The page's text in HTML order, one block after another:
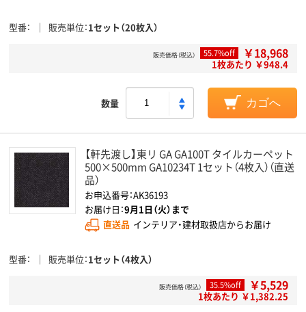
型番 販売単位 1セット（20枚入）
販売価格（税込） 55.7%off ￥18,968
1枚あたり ￥948.4
数量 カゴへ
【軒先渡し】東リ GA GA100T タイルカーペット
500×500mm GA10234T 1セット（4枚入）（直送
品）
お申込番号：AK36193
お届け日：9月1日（火）まで
直送品 インテリア・建材取扱店からお届け
型番 販売単位 1セット（4枚入）
販売価格（税込） 35.5%off ￥5,529
1枚あたり ￥1,382.25